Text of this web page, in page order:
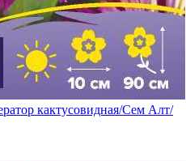
кактусовидная/Сем Алт/